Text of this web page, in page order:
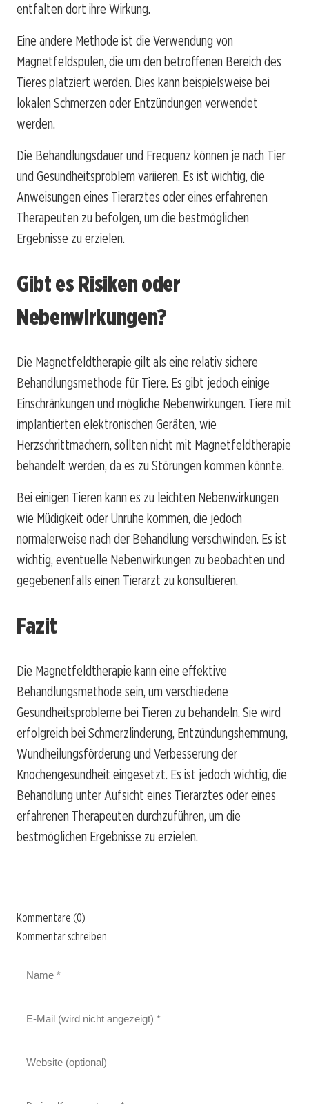
entfalten dort ihre Wirkung.
Eine andere Methode ist die Verwendung von
Magnetfeldspulen, die um den betroffenen Bereich des
Tieres platziert werden. Dies kann beispielsweise bei
lokalen Schmerzen oder Entzündungen verwendet
werden.
Die Behandlungsdauer und Frequenz können je nach Tier
und Gesundheitsproblem variieren. Es ist wichtig, die
Anweisungen eines Tierarztes oder eines erfahrenen
Therapeuten zu befolgen, um die bestmöglichen
Ergebnisse zu erzielen.
Gibt es Risiken oder
Nebenwirkungen?
Die Magnetfeldtherapie gilt als eine relativ sichere
Behandlungsmethode für Tiere. Es gibt jedoch einige
Einschränkungen und mögliche Nebenwirkungen. Tiere mit
implantierten elektronischen Geräten, wie
Herzschrittmachern, sollten nicht mit Magnetfeldtherapie
behandelt werden, da es zu Störungen kommen könnte.
Bei einigen Tieren kann es zu leichten Nebenwirkungen
wie Müdigkeit oder Unruhe kommen, die jedoch
normalerweise nach der Behandlung verschwinden. Es ist
wichtig, eventuelle Nebenwirkungen zu beobachten und
gegebenenfalls einen Tierarzt zu konsultieren.
Fazit
Die Magnetfeldtherapie kann eine effektive
Behandlungsmethode sein, um verschiedene
Gesundheitsprobleme bei Tieren zu behandeln. Sie wird
erfolgreich bei Schmerzlinderung, Entzündungshemmung,
Wundheilungsförderung und Verbesserung der
Knochengesundheit eingesetzt. Es ist jedoch wichtig, die
Behandlung unter Aufsicht eines Tierarztes oder eines
erfahrenen Therapeuten durchzuführen, um die
bestmöglichen Ergebnisse zu erzielen.
Kommentare (0)
Kommentar schreiben